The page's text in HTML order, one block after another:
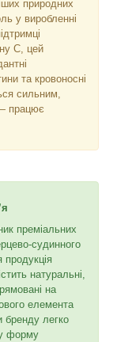
природних
у виробленні
C, цей
та кровоносні
сильним,
працює
преміальних
судинного
продукція
натуральні,
на
елемента
бренду легко
форму